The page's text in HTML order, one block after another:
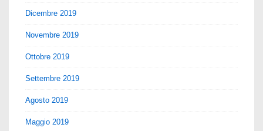
Dicembre 2019
Novembre 2019
Ottobre 2019
Settembre 2019
Agosto 2019
Maggio 2019